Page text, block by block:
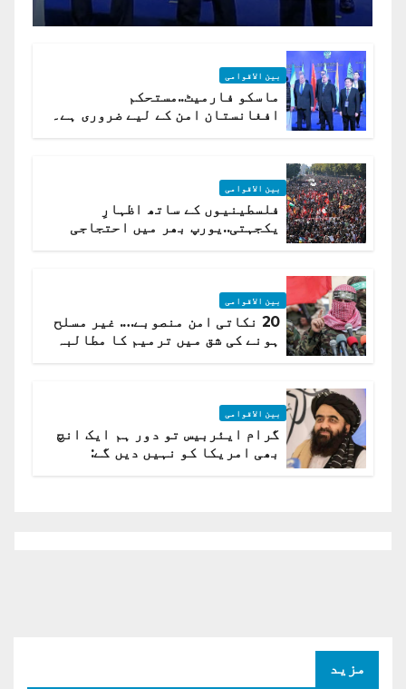
بین الاقوامی
ماسکو فارمیٹ..مستحکم
افغانستان امن کے لیے ضروری ہے۔
بین الاقوامی
فلسطینیوں کے ساتھ اظہارِ
یکجہتی..یورپ بھر میں احتجاجی
بین الاقوامی
20 نکاتی امن منصوبے…. غیر مسلح
ہونے کی شق میں ترمیم کا مطالبہ
بین الاقوامی
گرام ایئربیس تو دور ہم ایک انچ
بھی امریکا کو نہیں دیں گے:
مزید